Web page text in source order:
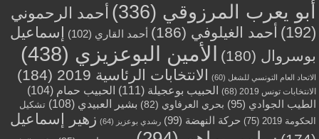
أبو يعرب المرزوقي (336)
أحمد الرحموني
(192)
أحمد الغيلوفي (186) أحمد القاري (102)
إسماعيل
بوسروال (180) الأمين البوعزيزي (438)
الاتحاد العام التونسي للشغل (60) الانتخابات الرئاسية 2019 (184)
الانتخابات تونس 2019 (68) الحبيب بوعجيلة (111) الحبيب حمام (104)
الطيب الجوادي (95) بحري العرفاوي (82) بشير العبيدي (108)
تشكيل
الحكومة 2019
(75) حركة النهضة (99) رشدي بوعزيز (64)
زهير إسماعيل